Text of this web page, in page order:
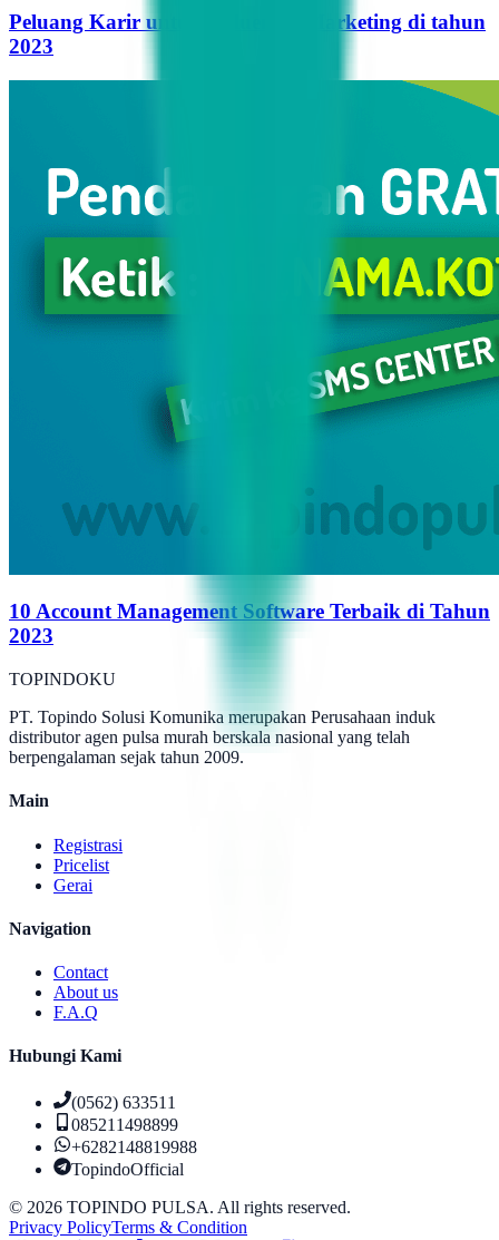
Peluang Karir untuk Influencer Marketing di tahun
2023
10 Account Management Software Terbaik di Tahun
2023
TOPINDOKU
PT. Topindo Solusi Komunika merupakan Perusahaan induk
distributor agen pulsa murah berskala nasional yang telah
berpengalaman sejak tahun 2009.
Main
Registrasi
Pricelist
Gerai
Navigation
Contact
About us
F.A.Q
Hubungi Kami
(0562) 633511
085211498899
+6282148819988
TopindoOfficial
© 2026 TOPINDO PULSA. All rights reserved.
Privacy PolicyTerms & Condition